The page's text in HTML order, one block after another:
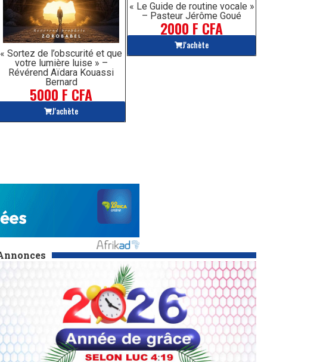
« Sortez de l’obscurité et que
votre lumière luise » –
Révérend Aïdara Kouassi
Bernard
5000 F CFA
J'achète
« Le Guide de routine vocale »
– Pasteur Jérôme Goué
2000 F CFA
J'achète